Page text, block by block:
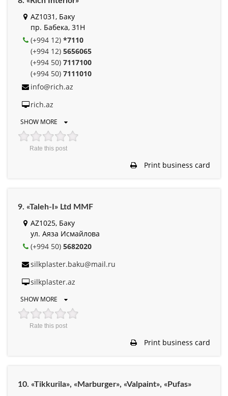
AZ1031, Баку
пр. Бабека, 31H
(+994 12) *7110
(+994 12) 5656065
(+994 50) 7117100
(+994 50) 7111010
info@rich.az
rich.az
SHOW MORE
Rate this post
Print business card
9. «Taleh-I» Ltd MMF
AZ1025, Баку
ул. Аяза Исмайлова
(+994 50) 5682020
silkplaster.baku@mail.ru
silkplaster.az
SHOW MORE
Rate this post
Print business card
10. «Tikkurila», «Marburger», «Valpaint», «Pufas»